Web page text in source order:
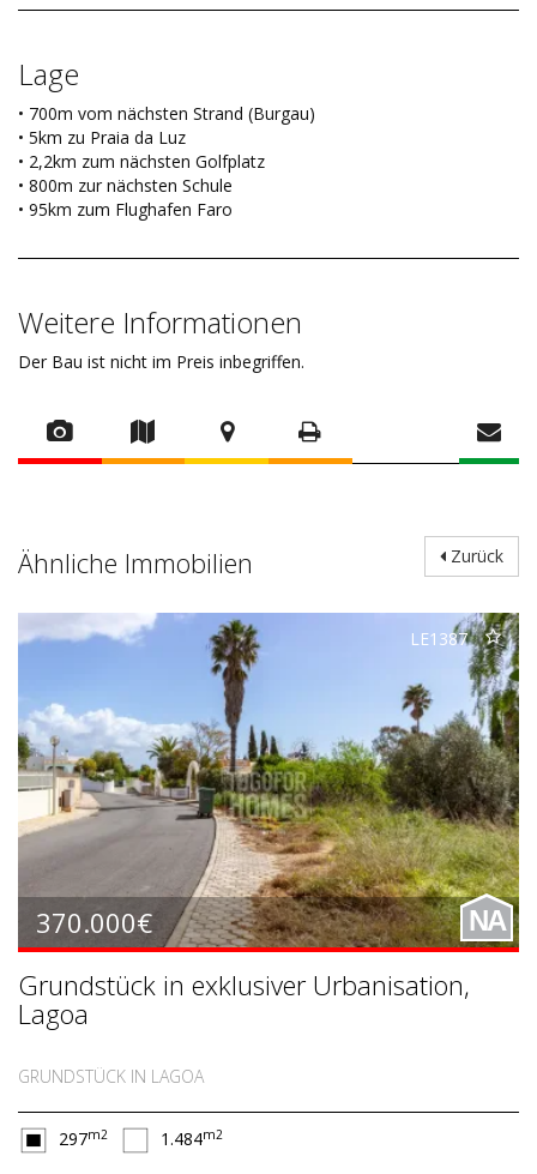
Lage
• 700m vom nächsten Strand (Burgau)
• 5km zu Praia da Luz
• 2,2km zum nächsten Golfplatz
• 800m zur nächsten Schule
• 95km zum Flughafen Faro
Weitere Informationen
Der Bau ist nicht im Preis inbegriffen.
Zurück
Ähnliche Immobilien
LE1387
370.000€ NA
Grundstück in exklusiver Urbanisation,
Lagoa
GRUNDSTÜCK IN LAGOA
297m2 1.484m2